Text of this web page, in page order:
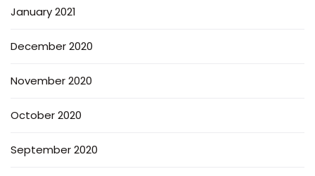
January 2021
December 2020
November 2020
October 2020
September 2020